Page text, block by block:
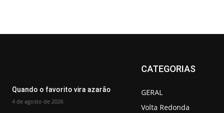
Quando o favorito vira azarão
4 de agosto de 2026
CATEGORIAS
GERAL
Volta Redonda